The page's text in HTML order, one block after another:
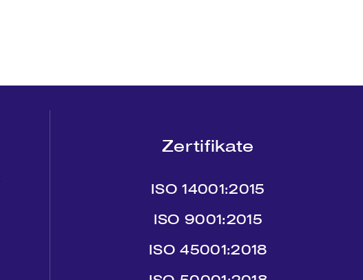
Zertifikate
ISO 14001:2015
ISO 9001:2015
ISO 45001:2018